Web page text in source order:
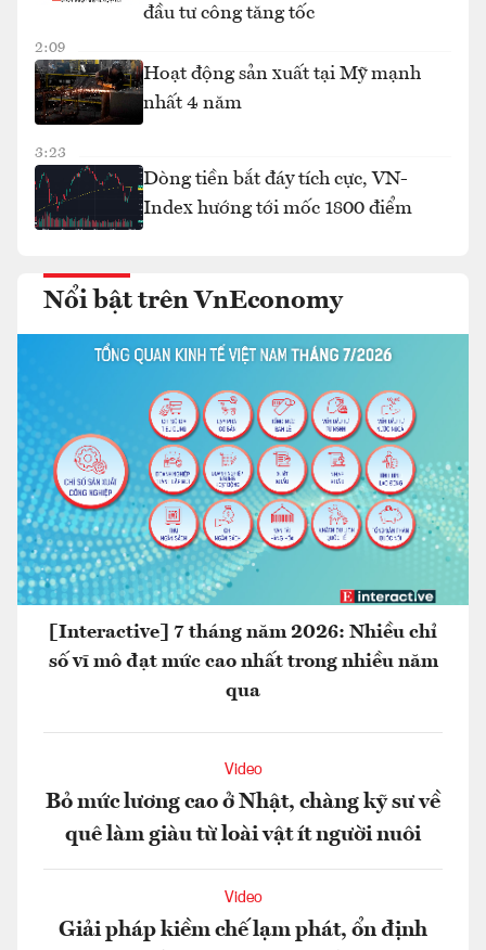
đầu tư công tăng tốc
2:09
Hoạt động sản xuất tại Mỹ mạnh
nhất 4 năm
3:23
Dòng tiền bắt đáy tích cực, VN-
Index hướng tới mốc 1800 điểm
Nổi bật trên VnEconomy
[Interactive] 7 tháng năm 2026: Nhiều chỉ
số vĩ mô đạt mức cao nhất trong nhiều năm
qua
Video
Bỏ mức lương cao ở Nhật, chàng kỹ sư về
quê làm giàu từ loài vật ít người nuôi
Video
Giải pháp kiềm chế lạm phát, ổn định